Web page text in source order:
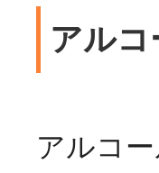
アルコ
アルコ